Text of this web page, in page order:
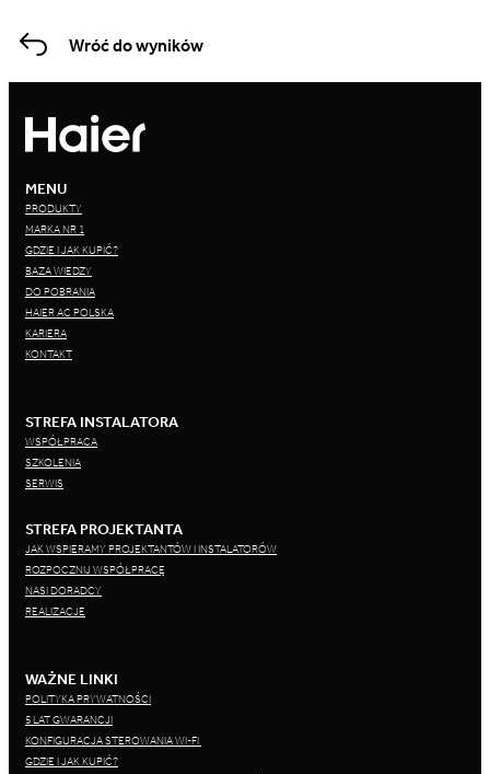
Wróć do wyników
MENU
PRODUKTY
MARKA NR 1
GDZIE I JAK KUPIĆ?
BAZA WIEDZY
DO POBRANIA
HAIER AC POLSKA
KARIERA
KONTAKT
STREFA INSTALATORA
WSPÓŁPRACA
SZKOLENIA
SERWIS
STREFA PROJEKTANTA
JAK WSPIERAMY PROJEKTANTÓW I INSTALATORÓW
ROZPOCZNIJ WSPÓŁPRACĘ
NASI DORADCY
REALIZACJE
WAŻNE LINKI
POLITYKA PRYWATNOŚCI
5 LAT GWARANCJI
KONFIGURACJA STEROWANIA WI-FI
GDZIE I JAK KUPIĆ?